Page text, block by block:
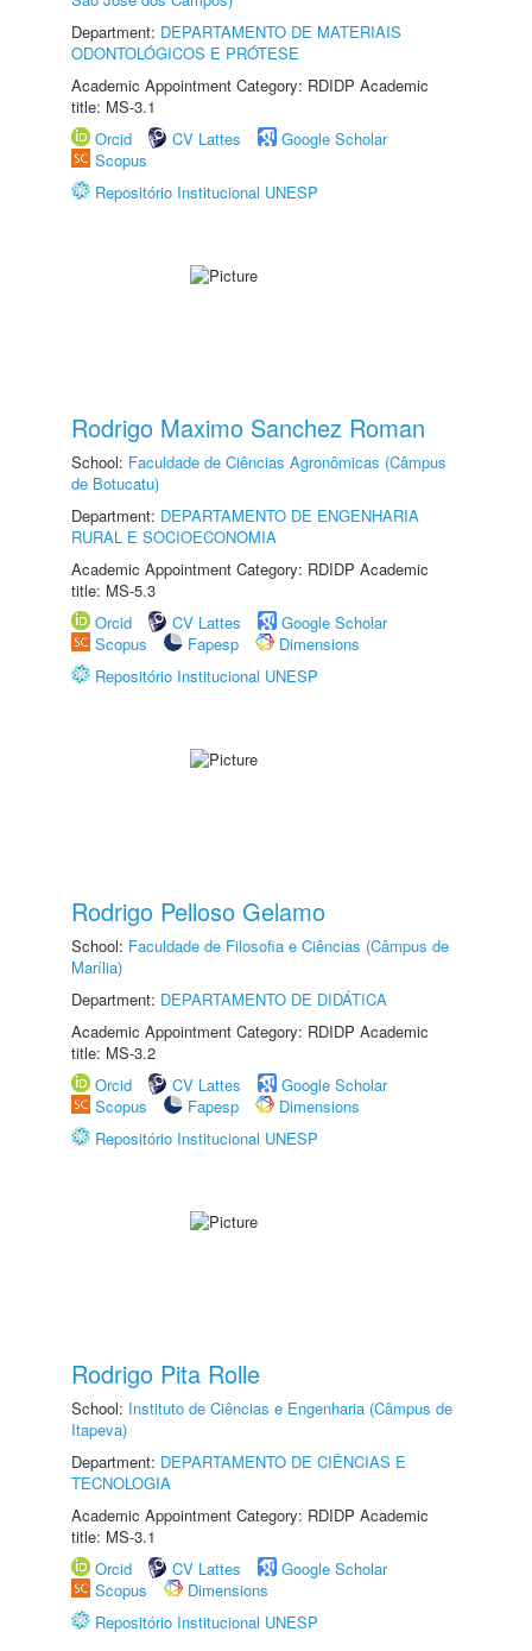
Department: DEPARTAMENTO DE MATERIAIS
ODONTOLÓGICOS E PRÓTESE
Academic Appointment Category: RDIDP Academic
title: MS-3.1
Orcid
CV Lattes
Google Scholar
Scopus
Repositório Institucional UNESP
Rodrigo Maximo Sanchez Roman
School: Faculdade de Ciências Agronômicas (Câmpus
de Botucatu)
Department: DEPARTAMENTO DE ENGENHARIA
RURAL E SOCIOECONOMIA
Academic Appointment Category: RDIDP Academic
title: MS-5.3
Orcid
CV Lattes
Google Scholar
Scopus
Fapesp
Dimensions
Repositório Institucional UNESP
Rodrigo Pelloso Gelamo
School: Faculdade de Filosofia e Ciências (Câmpus de
Marília)
Department: DEPARTAMENTO DE DIDÁTICA
Academic Appointment Category: RDIDP Academic
title: MS-3.2
Orcid
CV Lattes
Google Scholar
Scopus
Fapesp
Dimensions
Repositório Institucional UNESP
Rodrigo Pita Rolle
School: Instituto de Ciências e Engenharia (Câmpus de
Itapeva)
Department: DEPARTAMENTO DE CIÊNCIAS E
TECNOLOGIA
Academic Appointment Category: RDIDP Academic
title: MS-3.1
Orcid
CV Lattes
Google Scholar
Scopus
Dimensions
Repositório Institucional UNESP